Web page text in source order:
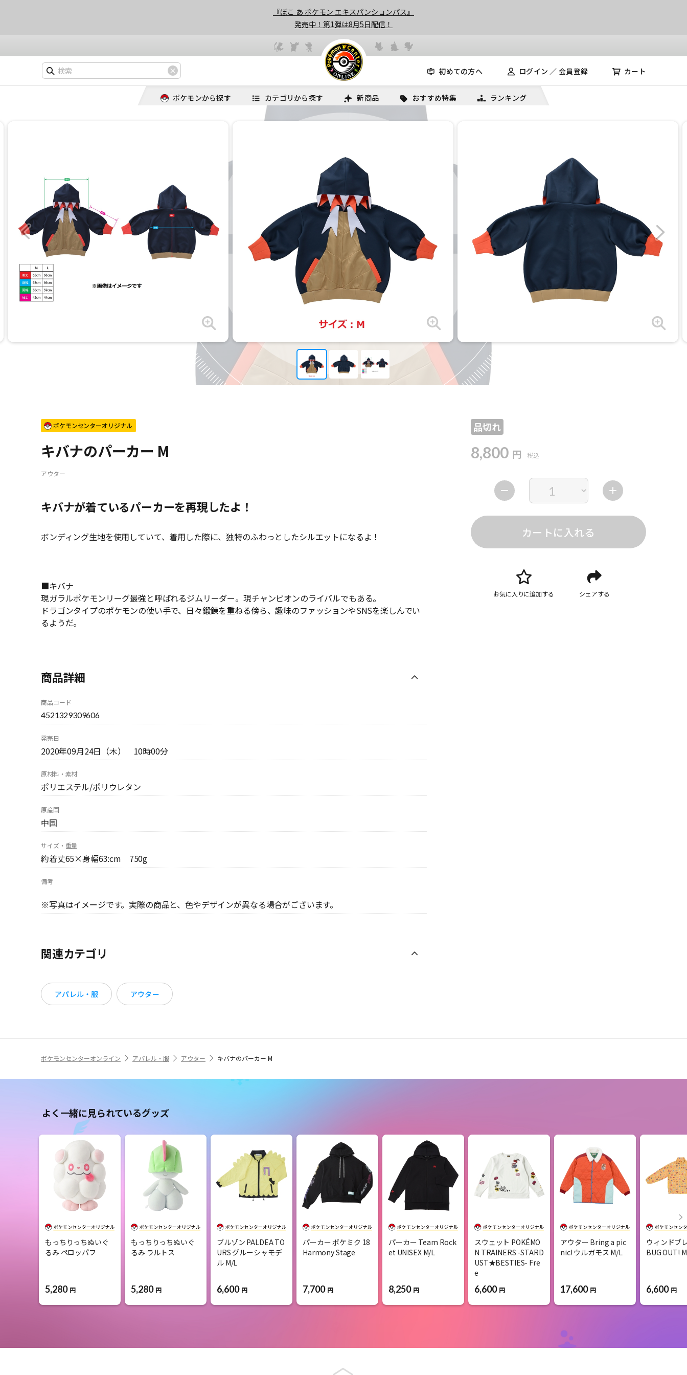
『ぽこ あ ポケモン エキスパンションパス』
発売中！第1弾は8月5日配信！
初めての方へ ログイン ／ 会員登録 カート
ポケモンから探す カテゴリから探す 新商品 おすすめ特集 ランキング
ポケモンセンターオリジナル
キバナのパーカー M
アウター
品切れ
8,800 円 税込
カートに入れる
お気に入りに追加する シェアする
キバナが着ているパーカーを再現したよ！
ボンディング生地を使用していて、着用した際に、独特のふわっとしたシルエットになるよ！
■キバナ
現ガラルポケモンリーグ最強と呼ばれるジムリーダー。現チャンピオンのライバルでもある。
ドラゴンタイプのポケモンの使い手で、日々鍛錬を重ねる傍ら、趣味のファッションやSNSを楽しんでい
るようだ。
商品詳細
商品コード
4521329309606
発売日
2020年09月24日（木） 10時00分
原材料・素材
ポリエステル/ポリウレタン
原産国
中国
サイズ・重量
約着丈65×身幅63:cm 750g
備考
※写真はイメージです。実際の商品と、色やデザインが異なる場合がございます。
関連カテゴリ
アパレル・服 アウター
ポケモンセンターオンライン アパレル・服 アウター キバナのパーカー M
よく一緒に見られているグッズ
もっちりっちぬいぐ
るみ ペロッパフ
5,280 円
もっちりっちぬいぐ
るみ ラルトス
5,280 円
ブルゾン PALDEA TO
URS グルーシャモデ
ル M/L
6,600 円
パーカー ポケミク 18
Harmony Stage
7,700 円
パーカー Team Rock
et UNISEX M/L
8,250 円
スウェット POKÉMO
N TRAINERS -STARD
UST★BESTIES- Fre
e
6,600 円
アウター Bring a pic
nic! ウルガモス M/L
17,600 円
ウィンドブ
BUG OUT!
6,600 円